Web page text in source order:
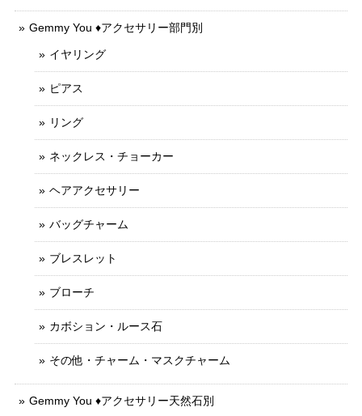
Gemmy You ♦︎アクセサリー部門別
イヤリング
ピアス
リング
ネックレス・チョーカー
ヘアアクセサリー
バッグチャーム
ブレスレット
ブローチ
カボション・ルース石
その他・チャーム・マスクチャーム
Gemmy You ♦︎アクセサリー天然石別